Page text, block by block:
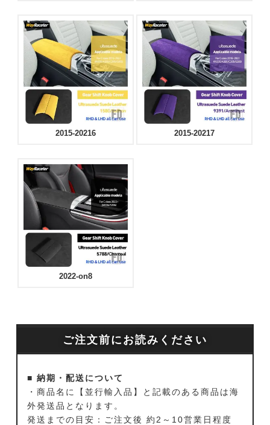
2015-20216 2015-20217
2022-on8
ご注文前にお読みください
■ 納期・配送について
・商品名に【並行輸入品】と記載のある商品は海
外発送品となります。
発送までの目安：ご注文後 約2～10営業日程度